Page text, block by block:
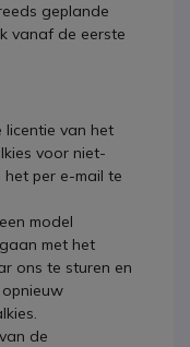
geplande
vanaf de eerste
licentie van het
voor niet-
per e-mail te
model
met het
ons te sturen en
de